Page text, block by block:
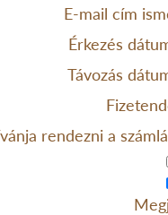
E-mail cím
Érkezés
Távozás
rendezni a